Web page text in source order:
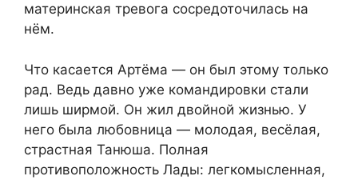
материнская тревога сосредоточилась на
нём.
Что касается Артёма — он был этому только
рад. Ведь давно уже командировки стали
лишь ширмой. Он жил двойной жизнью. У
него была любовница — молодая, весёлая,
страстная Танюша. Полная
противоположность Лады: легкомысленная,